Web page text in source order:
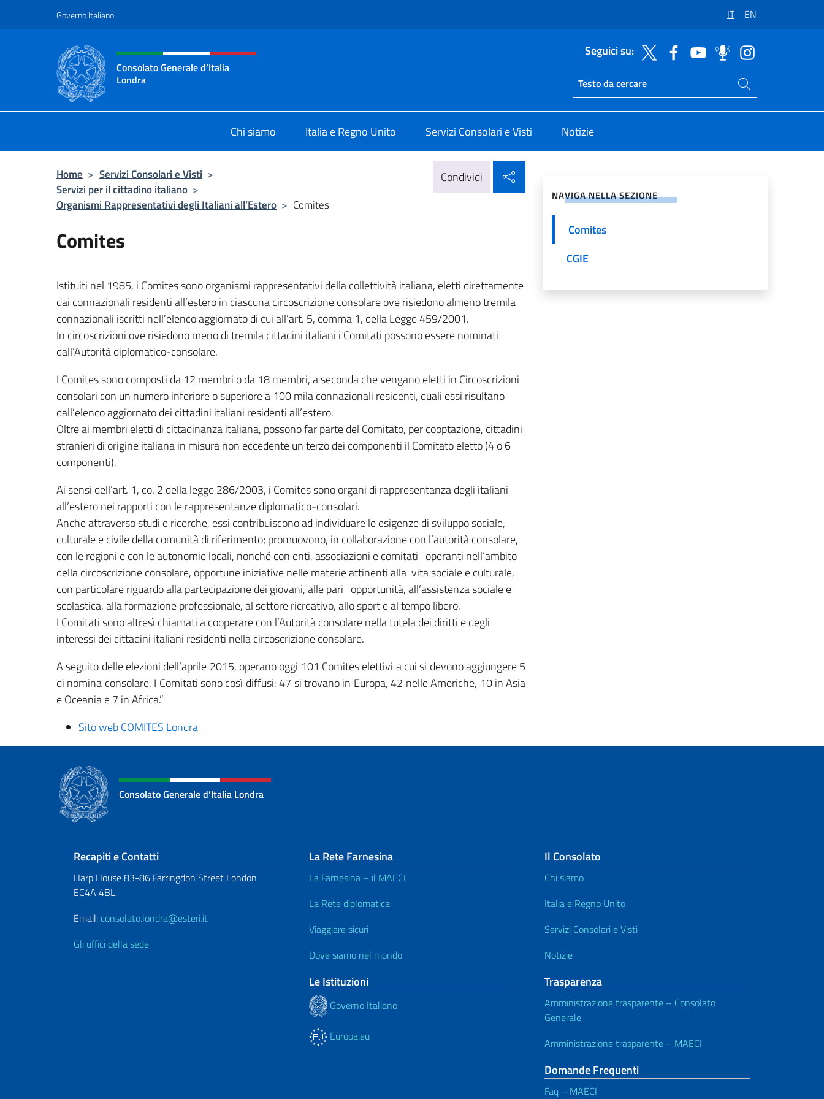
Governo Italiano IT EN
Intestazione sito, social e menù
Consolato Generale d’Italia
Londra
Seguici su:
Ricerca sito live
Cerca nel sito
Chi siamo Italia e Regno Unito Servizi Consolari e Visti Notizie
Home > Servizi Consolari e Visti >
Servizi per il cittadino italiano >
Organismi Rappresentativi degli Italiani all’Estero > Comites
Condividi
Comites
Istituiti nel 1985, i Comites sono organismi rappresentativi della collettività italiana, eletti direttamente
dai connazionali residenti all’estero in ciascuna circoscrizione consolare ove risiedono almeno tremila
connazionali iscritti nell’elenco aggiornato di cui all’art. 5, comma 1, della Legge 459/2001.
In circoscrizioni ove risiedono meno di tremila cittadini italiani i Comitati possono essere nominati
dall’Autorità diplomatico-consolare.
I Comites sono composti da 12 membri o da 18 membri, a seconda che vengano eletti in Circoscrizioni
consolari con un numero inferiore o superiore a 100 mila connazionali residenti, quali essi risultano
dall’elenco aggiornato dei cittadini italiani residenti all’estero.
Oltre ai membri eletti di cittadinanza italiana, possono far parte del Comitato, per cooptazione, cittadini
stranieri di origine italiana in misura non eccedente un terzo dei componenti il Comitato eletto (4 o 6
componenti).
Ai sensi dell’art. 1, co. 2 della legge 286/2003, i Comites sono organi di rappresentanza degli italiani
all’estero nei rapporti con le rappresentanze diplomatico-consolari.
Anche attraverso studi e ricerche, essi contribuiscono ad individuare le esigenze di sviluppo sociale,
culturale e civile della comunità di riferimento; promuovono, in collaborazione con l’autorità consolare,
con le regioni e con le autonomie locali, nonché con enti, associazioni e comitati operanti nell’ambito
della circoscrizione consolare, opportune iniziative nelle materie attinenti alla vita sociale e culturale,
con particolare riguardo alla partecipazione dei giovani, alle pari opportunità, all’assistenza sociale e
scolastica, alla formazione professionale, al settore ricreativo, allo sport e al tempo libero.
I Comitati sono altresì chiamati a cooperare con l’Autorità consolare nella tutela dei diritti e degli
interessi dei cittadini italiani residenti nella circoscrizione consolare.
A seguito delle elezioni dell’aprile 2015, operano oggi 101 Comites elettivi a cui si devono aggiungere 5
di nomina consolare. I Comitati sono così diffusi: 47 si trovano in Europa, 42 nelle Americhe, 10 in Asia
e Oceania e 7 in Africa.”
Sito web COMITES Londra
NAVIGA NELLA SEZIONE
Comites
CGIE
Consolato Generale d’Italia Londra
Sezione footer
Recapiti e Contatti
Harp House 83-86 Farringdon Street London
EC4A 4BL.
Email: consolato.londra@esteri.it
Gli uffici della sede
La Rete Farnesina
La Farnesina – il MAECI
La Rete diplomatica
Viaggiare sicuri
Dove siamo nel mondo
Le Istituzioni
Governo Italiano
Europa.eu
Il Consolato
Chi siamo
Italia e Regno Unito
Servizi Consolari e Visti
Notizie
Trasparenza
Amministrazione trasparente – Consolato
Generale
Amministrazione trasparente – MAECI
Domande Frequenti
Faq – MAECI